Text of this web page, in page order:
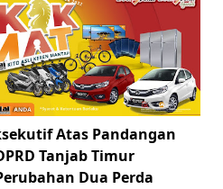
Atas Pandangan
Tanjab Timur
Dua Perda